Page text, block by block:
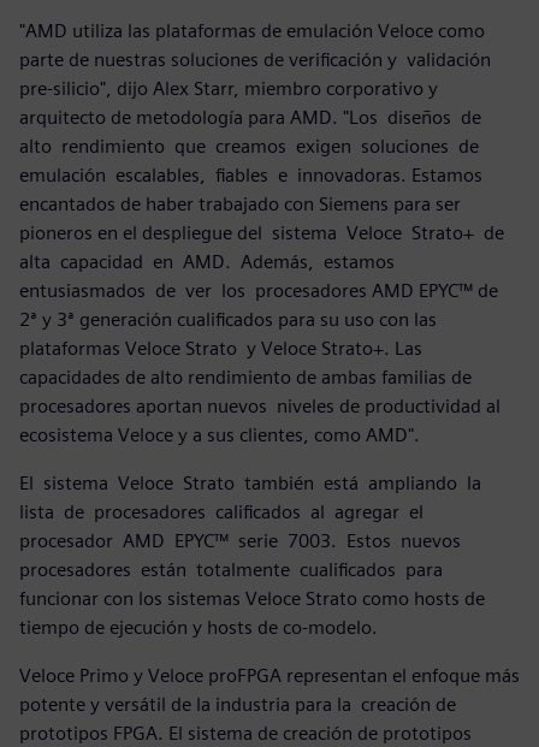
"AMD utiliza las plataformas de emulación Veloce como
parte de nuestras soluciones de verificación y validación
pre-silicio", dijo Alex Starr, miembro corporativo y
arquitecto de metodología para AMD. "Los diseños de
alto rendimiento que creamos exigen soluciones de
emulación escalables, fiables e innovadoras. Estamos
encantados de haber trabajado con Siemens para ser
pioneros en el despliegue del sistema Veloce Strato+ de
alta capacidad en AMD. Además, estamos
entusiasmados de ver los procesadores AMD EPYC™ de
2ª y 3ª generación cualificados para su uso con las
plataformas Veloce Strato y Veloce Strato+. Las
capacidades de alto rendimiento de ambas familias de
procesadores aportan nuevos niveles de productividad al
ecosistema Veloce y a sus clientes, como AMD".
El sistema Veloce Strato también está ampliando la
lista de procesadores calificados al agregar el
procesador AMD EPYC™ serie 7003. Estos nuevos
procesadores están totalmente cualificados para
funcionar con los sistemas Veloce Strato como hosts de
tiempo de ejecución y hosts de co-modelo.
Veloce Primo y Veloce proFPGA representan el enfoque más
potente y versátil de la industria para la creación de
prototipos FPGA. El sistema de creación de prototipos